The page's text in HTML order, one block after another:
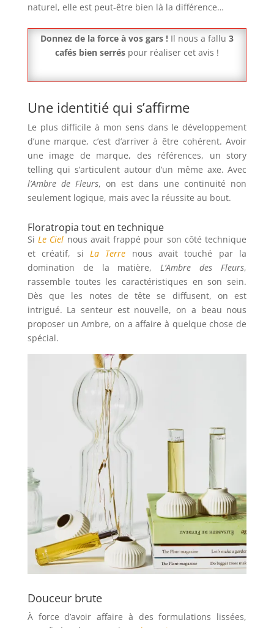
naturel, elle est peut-être bien là la différence…
Donnez de la force à vos gars !Il nous a fallu 3
cafés bien serrés pour réaliser cet avis !
Une identitié qui s’affirme
Le plus difficile à mon sens dans le développement
d’une marque, c’est d’arriver à être cohérent. Avoir
une image de marque, des références, un story
telling qui s’articulent autour d’un même axe. Avec
l’Ambre de Fleurs, on est dans une continuité non
seulement logique, mais avec la réussite au bout.
Floratropia tout en technique
SiLe Ciel nous avait frappé pour son côté technique
et créatif, si La Terre nous avait touché par la
domination de la matière,L’Ambre des Fleurs,
rassemble toutes les caractéristiques en son sein.
Dès que les notes de tête se diffusent, on est
intrigué. La senteur est nouvelle, on a beau nous
proposer un Ambre, on a affaire à quelque chose de
spécial.
Douceur brute
À force d’avoir affaire à des formulations lissées,